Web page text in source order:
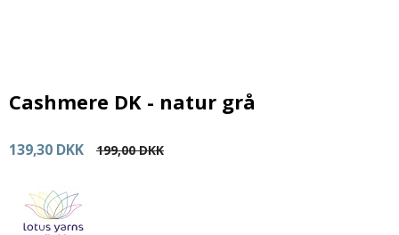
Cashmere DK - natur grå
139,30 DKK 199,00 DKK